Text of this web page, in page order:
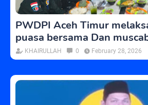
PWDPI Aceh Timur
puasa bersama Dan
KHAIRULLAH 0 February 28, 2026